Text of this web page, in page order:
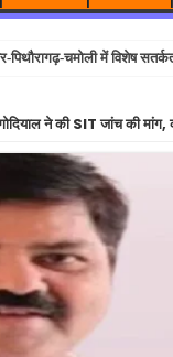
पिथौरागढ़-चमोली में विशेष
ने की SIT जांच की मांग,